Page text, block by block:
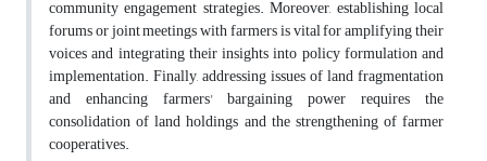
community engagement strategies. Moreover, establishing local
forums or joint meetings with farmers is vital for amplifying their
voices and integrating their insights into policy formulation and
implementation. Finally, addressing issues of land fragmentation
and enhancing farmers' bargaining power requires the
consolidation of land holdings and the strengthening of farmer
cooperatives.